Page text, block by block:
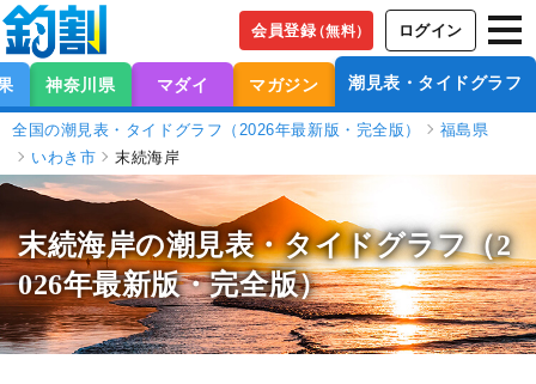
会員登録（無料） ログイン
神奈川県 マダイ マガジン 潮見表・タイドグラフ
全国の潮見表・タイドグラフ（2026年最新版・完全版）
福島県
いわき市
末続海岸
末続海岸の潮見表・タイドグラフ（2
026年最新版・完全版）